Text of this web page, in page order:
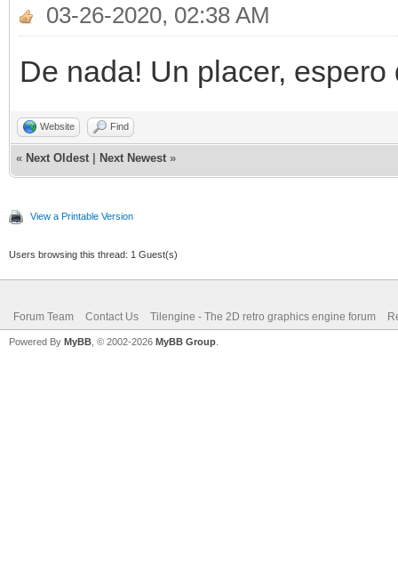
03-26-2020, 02:38 AM
De nada! Un placer,
Website Find
« Next Oldest Next Newest »
View a Printable Version
Users browsing this thread: 1 Guest(s)
Forum Team Contact Us Tilengine - The 2D retro graphics engine forum
Powered By MyBB , © 2002-2026 MyBB Group